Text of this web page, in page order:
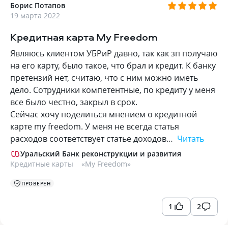
Борис Потапов
19 марта 2022
Кредитная карта My Freedom
Являюсь клиентом УБРиР давно, так как зп получаю
на его карту, было такое, что брал и кредит. К банку
претензий нет, считаю, что с ним можно иметь
дело. Сотрудники компетентные, по кредиту у меня
все было честно, закрыл в срок.
Сейчас хочу поделиться мнением о кредитной
карте my freedom. У меня не всегда статья
расходов соответствует статье доходов… Читать
Уральский Банк реконструкции и развития
Кредитные карты
«My Freedom»
ПРОВЕРЕН
1 2